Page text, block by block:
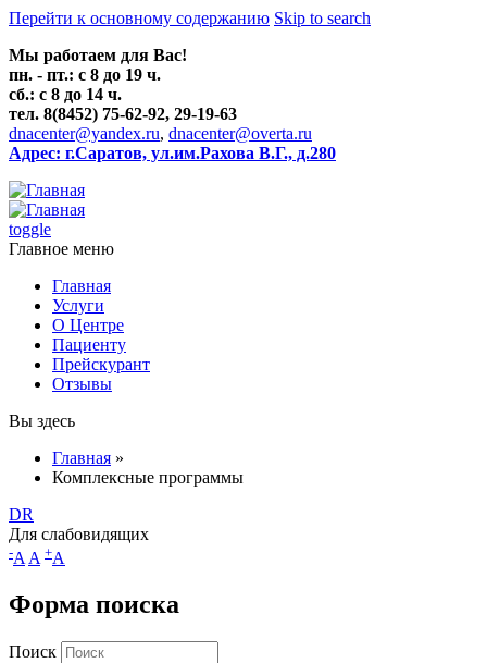
Перейти к основному содержанию Skip to search
Мы работаем для Вас!
пн. - пт.: с 8 до 19 ч.
сб.: с 8 до 14 ч.
тел. 8(8452) 75-62-92, 29-19-63
dnacenter@yandex.ru, dnacenter@overta.ru
Адрес: г.Саратов, ул.им.Рахова В.Г., д.280
toggle
Главное меню
Главная
Услуги
О Центре
Пациенту
Прейскурант
Отзывы
Вы здесь
Главная »
Комплексные программы
DR
Для слабовидящих
-A A +A
Форма поиска
Поиск